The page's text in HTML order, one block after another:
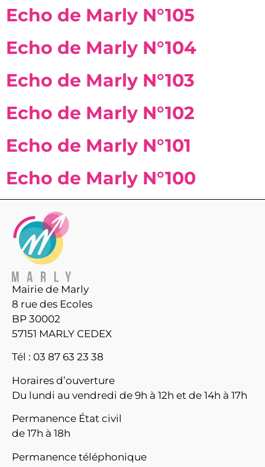
Echo de Marly N°105
Echo de Marly N°104
Echo de Marly N°103
Echo de Marly N°102
Echo de Marly N°101
Echo de Marly N°100
Mairie de Marly
8 rue des Ecoles
BP 30002
57151 MARLY CEDEX
Tél : 03 87 63 23 38
Horaires d’ouverture
Du lundi au vendredi de 9h à 12h et de 14h à 17h
Permanence État civil
de 17h à 18h
Permanence téléphonique